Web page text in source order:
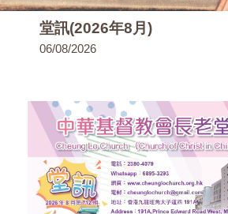
堂訊(2026年8月)
06/08/2026